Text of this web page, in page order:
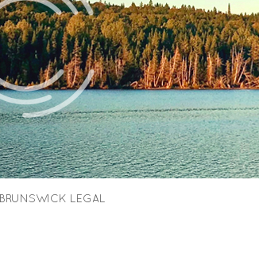
BRUNSWICK LEGAL